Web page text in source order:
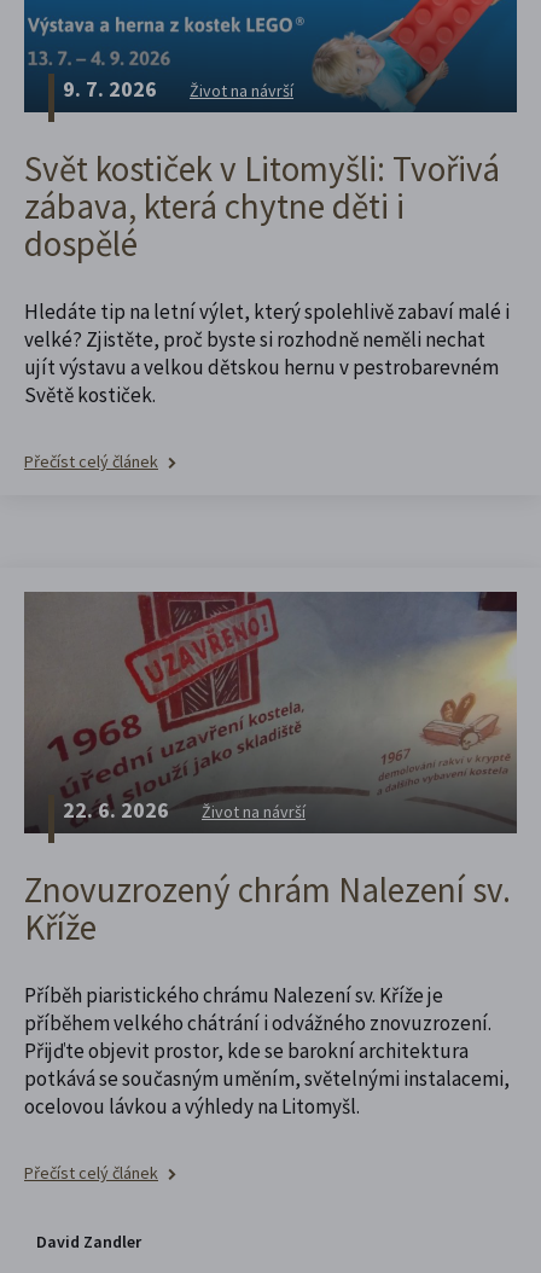
9. 7. 2026 Život na návrší
Svět kostiček v Litomyšli: Tvořivá
zábava, která chytne děti i
dospělé
Hledáte tip na letní výlet, který spolehlivě zabaví malé i
velké? Zjistěte, proč byste si rozhodně neměli nechat
ujít výstavu a velkou dětskou hernu v pestrobarevném
Světě kostiček.
Přečíst celý článek
22. 6. 2026 Život na návrší
Znovuzrozený chrám Nalezení sv.
Kříže
Příběh piaristického chrámu Nalezení sv. Kříže je
příběhem velkého chátrání i odvážného znovuzrození.
Přijďte objevit prostor, kde se barokní architektura
potkává se současným uměním, světelnými instalacemi,
ocelovou lávkou a výhledy na Litomyšl.
Přečíst celý článek
David Zandler